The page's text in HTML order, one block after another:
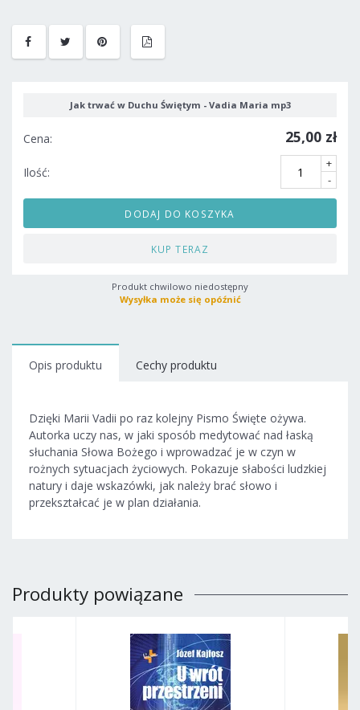
Jak trwać w Duchu Świętym - Vadia Maria mp3
Cena: 25,00 zł
Ilość:
+
-
DODAJ DO KOSZYKA
KUP TERAZ
Produkt chwilowo niedostępny
Wysyłka może się opóźnić
Opis produktu Cechy produktu
Dzięki Marii Vadii po raz kolejny Pismo Święte ożywa.
Autorka uczy nas, w jaki sposób medytować nad łaską
słuchania Słowa Bożego i wprowadzać je w czyn w
rożnych sytuacjach życiowych. Pokazuje słabości ludzkiej
natury i daje wskazówki, jak należy brać słowo i
przekształcać je w plan działania.
Produkty powiązane